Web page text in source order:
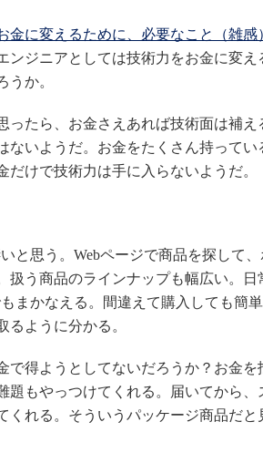
金に変えるために、必要なこと（雑感
ンジニアとしては技術力をお金に変え
うか。
たら、お金さえあれば技術面は補え
ないようだ。お金をたくさん持ってい
けで技術力は手に入らないようだ。
と思う。Webページで商品を探して
扱う商品のラインナップも幅広い。日
まかなえる。間違えて購入しても簡
るように分かる。
得ようとしてないだろうか？お金を
題もやっつけてくれる。届いてから、
くれる。そういうパッケージ商品だと